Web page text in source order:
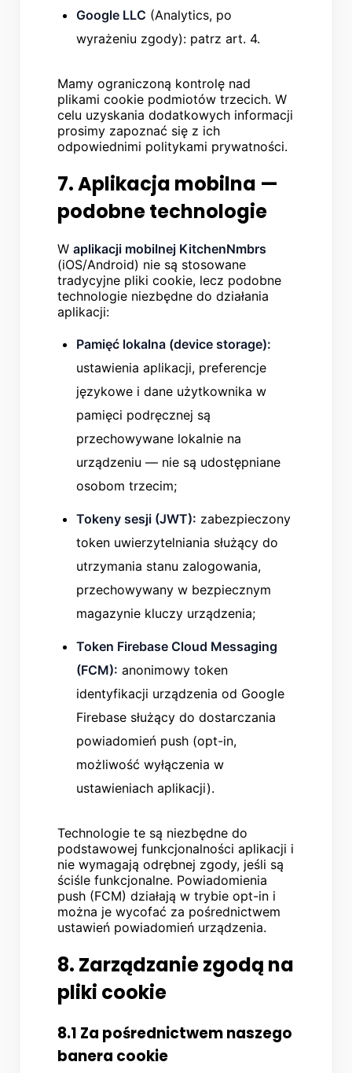
Google LLC (Analytics, po
wyrażeniu zgody): patrz art. 4.
Mamy ograniczoną kontrolę nad
plikami cookie podmiotów trzecich. W
celu uzyskania dodatkowych informacji
prosimy zapoznać się z ich
odpowiednimi politykami prywatności.
7. Aplikacja mobilna —
podobne technologie
W aplikacji mobilnej KitchenNmbrs
(iOS/Android) nie są stosowane
tradycyjne pliki cookie, lecz podobne
technologie niezbędne do działania
aplikacji:
Pamięć lokalna (device storage):
ustawienia aplikacji, preferencje
językowe i dane użytkownika w
pamięci podręcznej są
przechowywane lokalnie na
urządzeniu — nie są udostępniane
osobom trzecim;
Tokeny sesji (JWT): zabezpieczony
token uwierzytelniania służący do
utrzymania stanu zalogowania,
przechowywany w bezpiecznym
magazynie kluczy urządzenia;
Token Firebase Cloud Messaging
(FCM): anonimowy token
identyfikacji urządzenia od Google
Firebase służący do dostarczania
powiadomień push (opt-in,
możliwość wyłączenia w
ustawieniach aplikacji).
Technologie te są niezbędne do
podstawowej funkcjonalności aplikacji i
nie wymagają odrębnej zgody, jeśli są
ściśle funkcjonalne. Powiadomienia
push (FCM) działają w trybie opt-in i
można je wycofać za pośrednictwem
ustawień powiadomień urządzenia.
8. Zarządzanie zgodą na
pliki cookie
8.1 Za pośrednictwem naszego
banera cookie